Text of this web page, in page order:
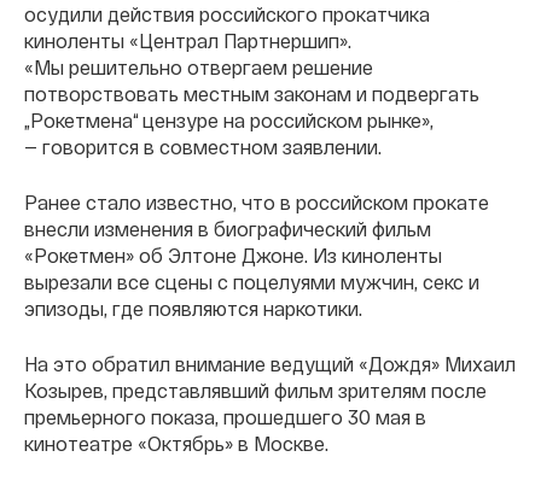
осудили действия российского прокатчика
киноленты «Централ Партнершип».
«Мы решительно отвергаем решение
потворствовать местным законам и подвергать
„Рокетмена“ цензуре на российском рынке»,
— говорится в совместном заявлении.
Ранее стало известно, что в российском прокате
внесли изменения в биографический фильм
«Рокетмен» об Элтоне Джоне. Из киноленты
вырезали все сцены с поцелуями мужчин, секс и
эпизоды, где появляются наркотики.
На это обратил внимание ведущий «Дождя» Михаил
Козырев, представлявший фильм зрителям после
премьерного показа, прошедшего 30 мая в
кинотеатре «Октябрь» в Москве.